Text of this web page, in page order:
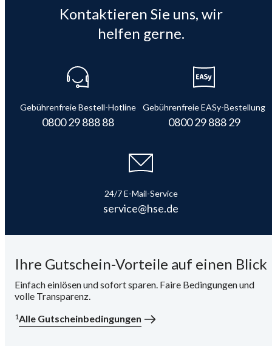
Kontaktieren Sie uns, wir
helfen gerne.
Gebührenfreie Bestell-Hotline
0800 29 888 88
Gebührenfreie EASy-Bestellung
0800 29 888 29
24/7 E-Mail-Service
service@hse.de
Ihre Gutschein-Vorteile auf einen Blick
Einfach einlösen und sofort sparen. Faire Bedingungen und
volle Transparenz.
1Alle Gutscheinbedingungen